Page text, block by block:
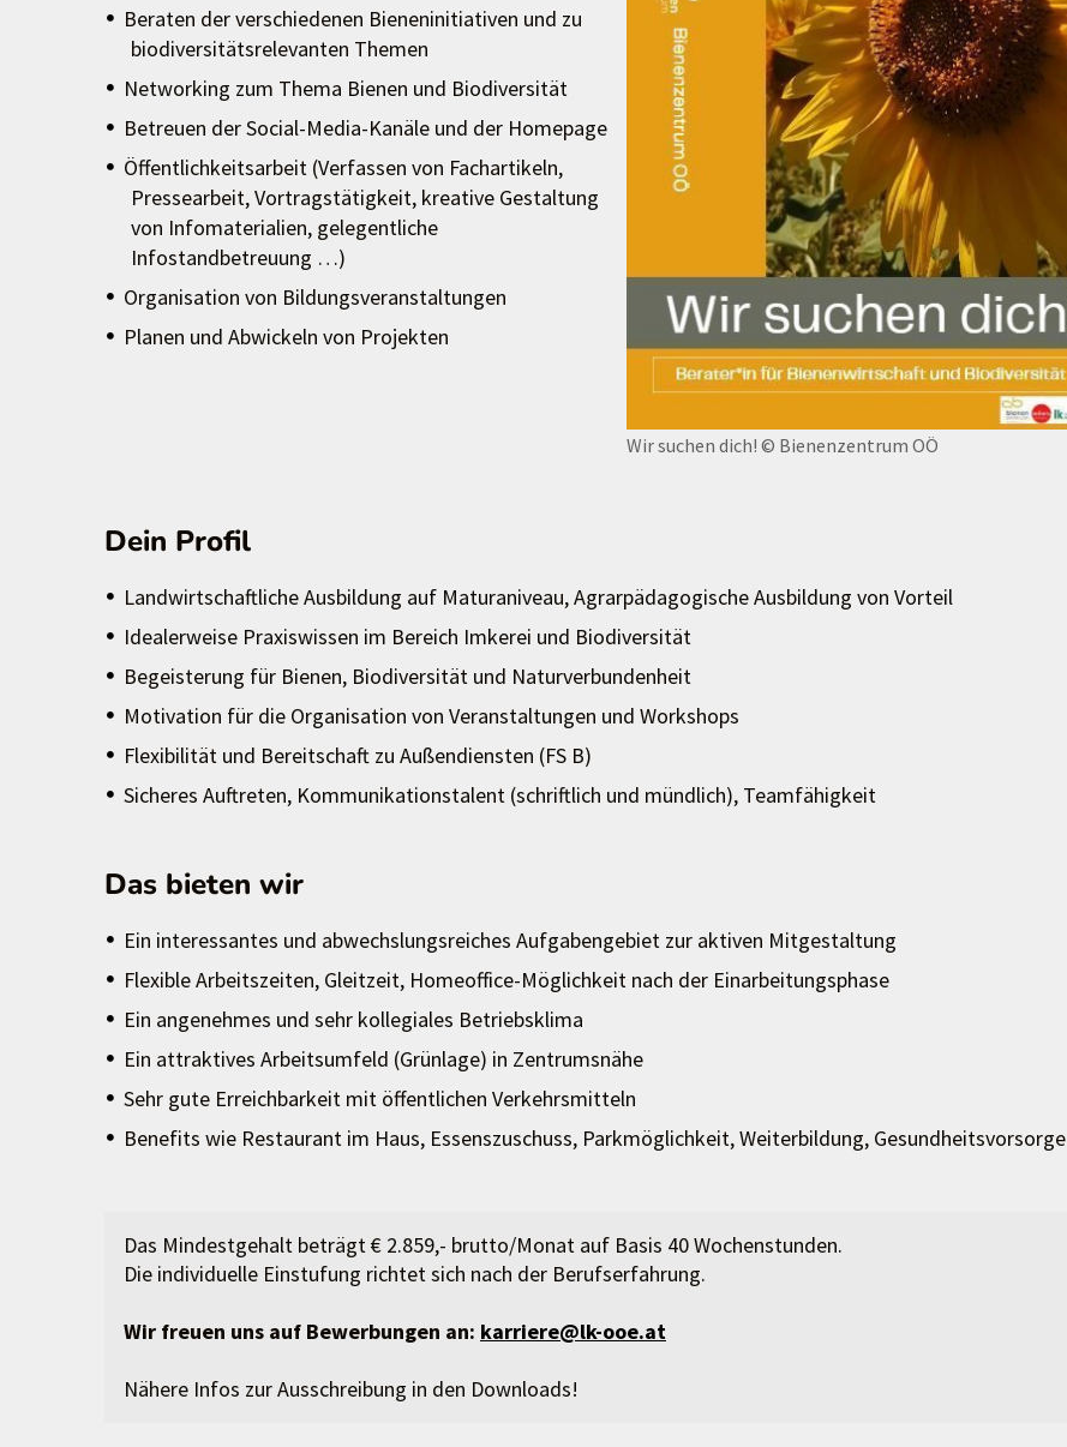
Wir suchen dich! © Bienenzentrum OÖ
Beraten der verschiedenen Bieneninitiativen und zu
biodiversitätsrelevanten Themen
Networking zum Thema Bienen und Biodiversität
Betreuen der Social-Media-Kanäle und der Homepage
Öffentlichkeitsarbeit (Verfassen von Fachartikeln,
Pressearbeit, Vortragstätigkeit, kreative Gestaltung
von Infomaterialien, gelegentliche
Infostandbetreuung …)
Organisation von Bildungsveranstaltungen
Planen und Abwickeln von Projekten
Dein Profil
Landwirtschaftliche Ausbildung auf Maturaniveau, Agrarpädagogische Ausbildung von Vorteil
Idealerweise Praxiswissen im Bereich Imkerei und Biodiversität
Begeisterung für Bienen, Biodiversität und Naturverbundenheit
Motivation für die Organisation von Veranstaltungen und Workshops
Flexibilität und Bereitschaft zu Außendiensten (FS B)
Sicheres Auftreten, Kommunikationstalent (schriftlich und mündlich), Teamfähigkeit
Das bieten wir
Ein interessantes und abwechslungsreiches Aufgabengebiet zur aktiven Mitgestaltung
Flexible Arbeitszeiten, Gleitzeit, Homeoffice-Möglichkeit nach der Einarbeitungsphase
Ein angenehmes und sehr kollegiales Betriebsklima
Ein attraktives Arbeitsumfeld (Grünlage) in Zentrumsnähe
Sehr gute Erreichbarkeit mit öffentlichen Verkehrsmitteln
Benefits wie Restaurant im Haus, Essenszuschuss, Parkmöglichkeit, Weiterbildung, Gesundheitsvorsorge
Das Mindestgehalt beträgt € 2.859,- brutto/Monat auf Basis 40 Wochenstunden.
Die individuelle Einstufung richtet sich nach der Berufserfahrung.
Wir freuen uns auf Bewerbungen an: karriere@lk-ooe.at
Nähere Infos zur Ausschreibung in den Downloads!